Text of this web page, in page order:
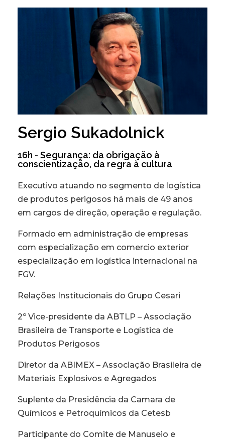
Sergio Sukadolnick
16h - Segurança: da obrigação à
conscientização, da regra à cultura
Executivo atuando no segmento de logística
de produtos perigosos há mais de 49 anos
em cargos de direção, operação e regulação.
Formado em administração de empresas
com especialização em comercio exterior
especialização em logística internacional na
FGV.
Relações Institucionais do Grupo Cesari
2º Vice-presidente da ABTLP – Associação
Brasileira de Transporte e Logística de
Produtos Perigosos
Diretor da ABIMEX – Associação Brasileira de
Materiais Explosivos e Agregados
Suplente da Presidência da Camara de
Químicos e Petroquímicos da Cetesb
Participante do Comite de Manuseio e